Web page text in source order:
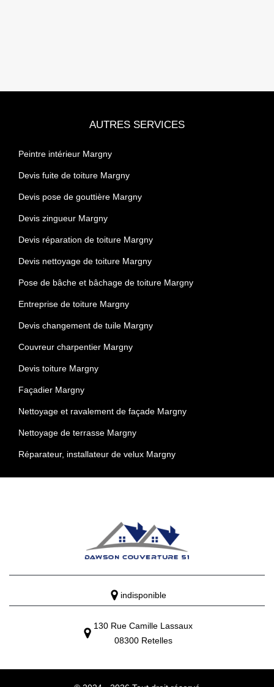
AUTRES SERVICES
Peintre intérieur Margny
Devis fuite de toiture Margny
Devis pose de gouttière Margny
Devis zingueur Margny
Devis réparation de toiture Margny
Devis nettoyage de toiture Margny
Pose de bâche et bâchage de toiture Margny
Entreprise de toiture Margny
Devis changement de tuile Margny
Couvreur charpentier Margny
Devis toiture Margny
Façadier Margny
Nettoyage et ravalement de façade Margny
Nettoyage de terrasse Margny
Réparateur, installateur de velux Margny
indisponible
130 Rue Camille Lassaux
08300 Retelles